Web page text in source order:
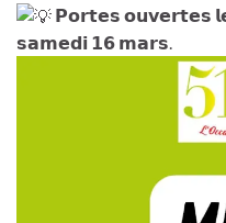
𝗣𝗼𝗿𝘁𝗲𝘀 𝗼𝘂𝘃𝗲𝗿𝘁𝗲𝘀
𝘀𝗮𝗺𝗲𝗱𝗶 𝟭𝟲 𝗺𝗮𝗿𝘀.